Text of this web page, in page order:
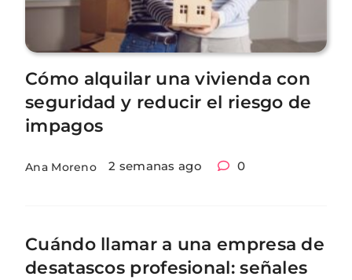
Cómo alquilar una vivienda con
seguridad y reducir el riesgo de
impagos
Ana Moreno 2 semanas ago 0
Cuándo llamar a una empresa de
desatascos profesional: señales